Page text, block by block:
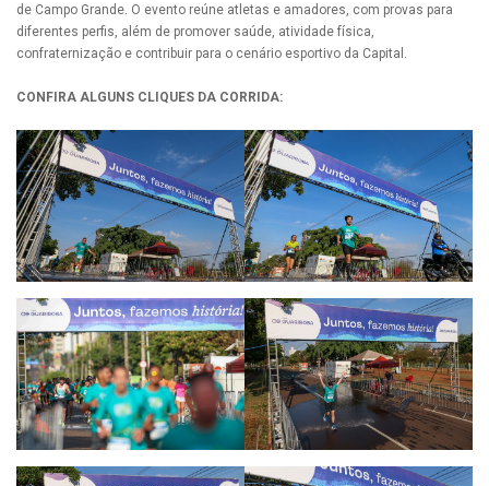
de Campo Grande. O evento reúne atletas e amadores, com provas para
diferentes perfis, além de promover saúde, atividade física,
confraternização e contribuir para o cenário esportivo da Capital.
CONFIRA ALGUNS CLIQUES DA CORRIDA: